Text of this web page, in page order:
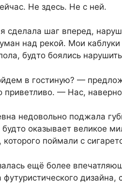
Не здесь. Не с ней.
я сделала шаг вперед,
над рекой. Мои
будто боялись
в гостиную? —
приветливо. — Нас,
недовольно поджала
оказывает великое
которого поймали с
ещё более
футуристического